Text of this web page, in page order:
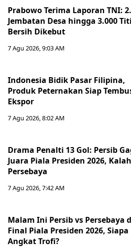
Prabowo Terima Laporan TNI:
Jembatan Desa hingga 3.000
Bersih Dikebut
7 Agu 2026, 9:03 AM
Indonesia Bidik Pasar Filipina,
Produk Peternakan Siap
Ekspor
7 Agu 2026, 8:02 AM
Drama Penalti 13 Gol: Persib
Juara Piala Presiden 2026,
Persebaya
7 Agu 2026, 7:42 AM
Malam Ini Persib vs Persebaya
Final Piala Presiden 2026, Siapa
Angkat Trofi?